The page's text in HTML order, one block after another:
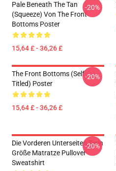
Pale Beneath The Tan
(Squeeze) Von The Front
Bottoms Poster
15,64 £ - 36,26 £
-20%
The Front Bottoms (Self-
Titled) Poster
15,64 £ - 36,26 £
-20%
Die Vorderen Unterseiten Twin
Größe Matratze Pullover
Sweatshirt
-20%